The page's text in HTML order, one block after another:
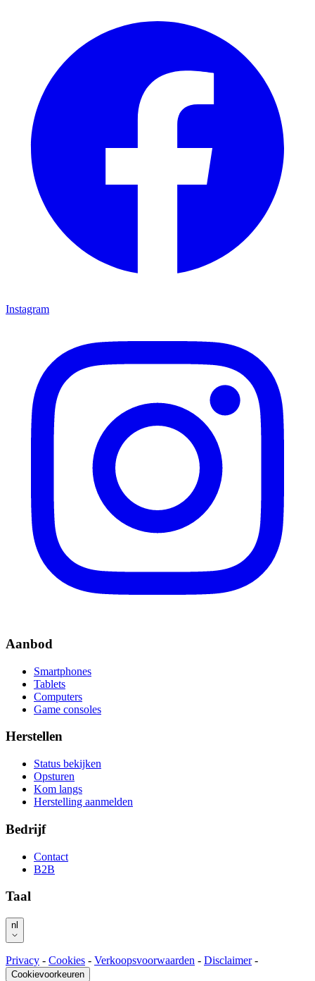
Instagram
Aanbod
Smartphones
Tablets
Computers
Game consoles
Herstellen
Status bekijken
Opsturen
Kom langs
Herstelling aanmelden
Bedrijf
Contact
B2B
Taal
nl
Privacy - Cookies - Verkoopsvoorwaarden - Disclaimer -
Cookievoorkeuren